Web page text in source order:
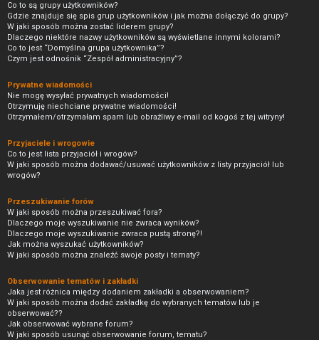
Co to są grupy użytkowników?
Gdzie znajduje się spis grup użytkowników i jak można dołączyć do grupy?
W jaki sposób można zostać liderem grupy?
Dlaczego niektóre nazwy użytkowników są wyświetlane innymi kolorami?
Co to jest “Domyślna grupa użytkownika”?
Czym jest odnośnik “Zespół administracyjny”?
Prywatne wiadomości
Nie mogę wysyłać prywatnych wiadomości!
Otrzymuję niechciane prywatne wiadomości!
Otrzymałem/otrzymałam spam lub obraźliwy e-mail od kogoś z tej witryny!
Przyjaciele i wrogowie
Co to jest lista przyjaciół i wrogów?
W jaki sposób można dodawać/usuwać użytkowników z listy przyjaciół lub
wrogów?
Przeszukiwanie forów
W jaki sposób można przeszukiwać fora?
Dlaczego moje wyszukiwanie nie zwraca wyników?
Dlaczego moje wyszukiwanie zwraca pustą stronę?!
Jak można wyszukać użytkowników?
W jaki sposób można znaleźć swoje posty i tematy?
Obserwowanie tematów i zakładki
Jaka jest różnica między dodaniem zakładki a obserwowaniem?
W jaki sposób można dodać zakładkę do wybranych tematów lub je
obserwować??
Jak obserwować wybrane forum?
W jaki sposób usunąć obserwowanie forum, tematu?